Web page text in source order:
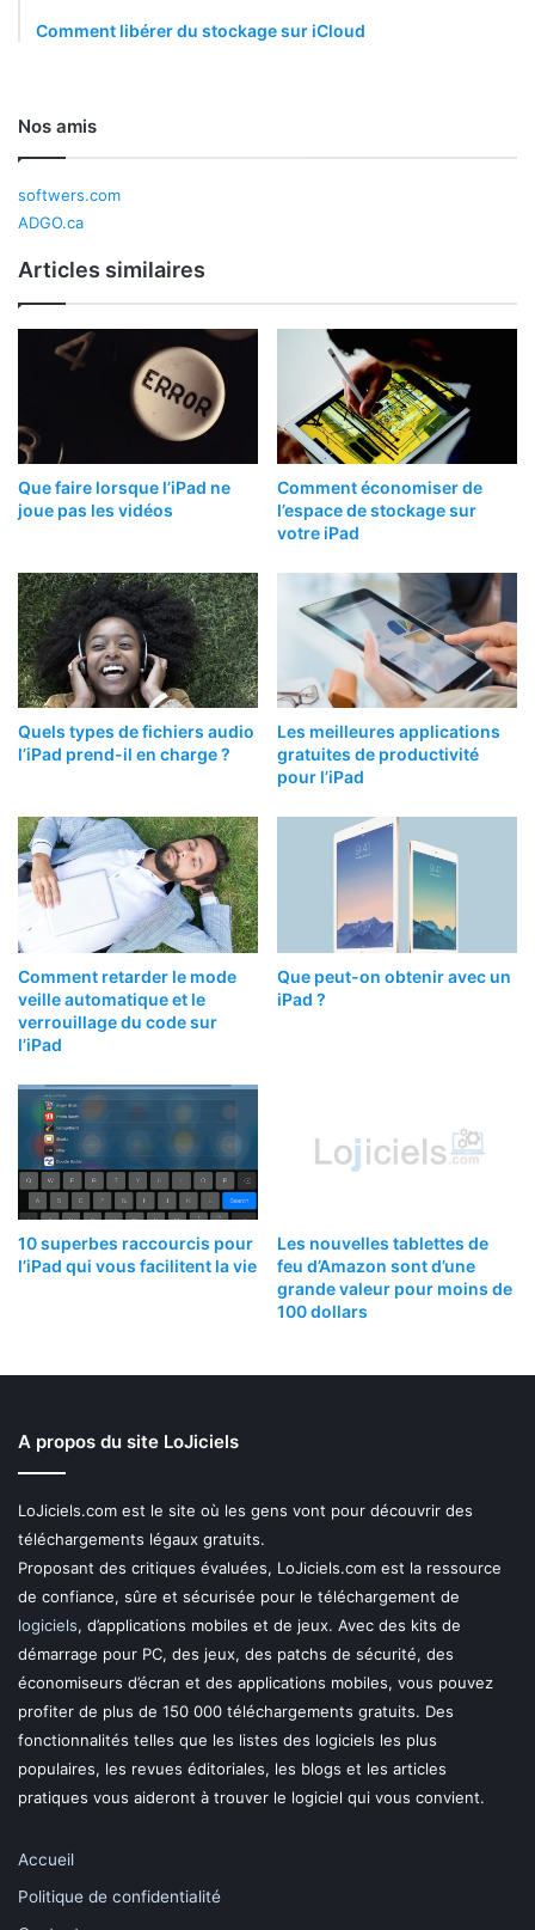
Comment libérer du stockage sur iCloud
Nos amis
softwers.com
ADGO.ca
Articles similaires
Que faire lorsque l’iPad ne
joue pas les vidéos
Comment économiser de
l’espace de stockage sur
votre iPad
Quels types de fichiers audio
l’iPad prend-il en charge ?
Les meilleures applications
gratuites de productivité
pour l’iPad
Comment retarder le mode
veille automatique et le
verrouillage du code sur
l’iPad
Que peut-on obtenir avec un
iPad ?
10 superbes raccourcis pour
l’iPad qui vous facilitent la vie
Les nouvelles tablettes de
feu d’Amazon sont d’une
grande valeur pour moins de
100 dollars
A propos du site LoJiciels
LoJiciels.com est le site où les gens vont pour découvrir des
téléchargements légaux gratuits.
Proposant des critiques évaluées, LoJiciels.com est la ressource
de confiance, sûre et sécurisée pour le téléchargement de
logiciels, d’applications mobiles et de jeux. Avec des kits de
démarrage pour PC, des jeux, des patchs de sécurité, des
économiseurs d’écran et des applications mobiles, vous pouvez
profiter de plus de 150 000 téléchargements gratuits. Des
fonctionnalités telles que les listes des logiciels les plus
populaires, les revues éditoriales, les blogs et les articles
pratiques vous aideront à trouver le logiciel qui vous convient.
Accueil
Politique de confidentialité